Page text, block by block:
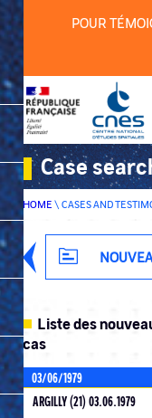
POUR
Case
Keywords
Classification
ADVANCED
HOME \ CASES AND
Liste des
cas
03/06/1979
ARGILLY (21) 03.06.1979